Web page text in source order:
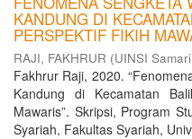
KANDUNG DI
PERSPEKTIF FIKIH
RAJI, FAKHRUR (UINSI
Fakhrur Raji, 2020.
Kandung di Kecamatan
Mawaris”. Skripsi, Program
Syariah, Fakultas Syariah,